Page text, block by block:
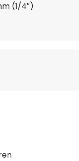
(1/4″)